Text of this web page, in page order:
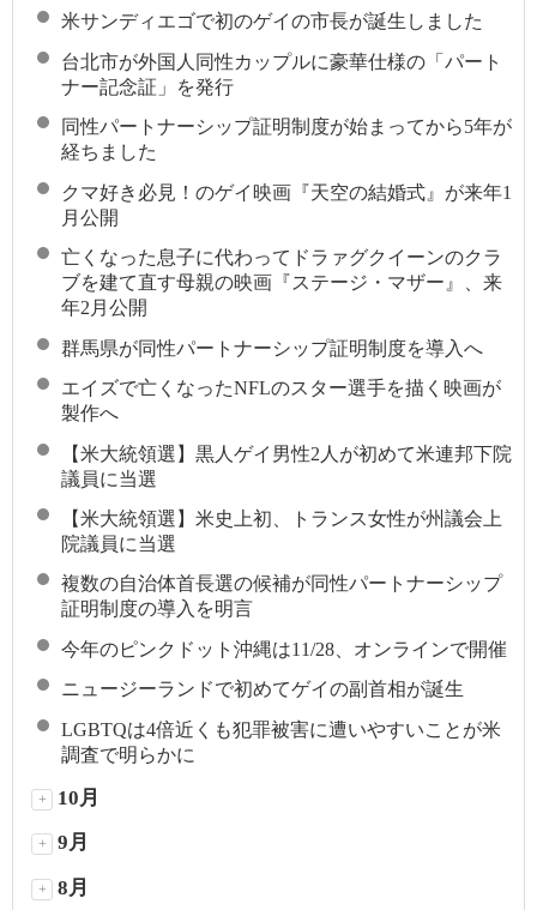
米サンディエゴで初のゲイの市長が誕生しました
台北市が外国人同性カップルに豪華仕様の「パート
ナー記念証」を発行
同性パートナーシップ証明制度が始まってから5年が
経ちました
クマ好き必見！のゲイ映画『天空の結婚式』が来年1
月公開
亡くなった息子に代わってドラァグクイーンのクラ
ブを建て直す母親の映画『ステージ・マザー』、来
年2月公開
群馬県が同性パートナーシップ証明制度を導入へ
エイズで亡くなったNFLのスター選手を描く映画が
製作へ
【米大統領選】黒人ゲイ男性2人が初めて米連邦下院
議員に当選
【米大統領選】米史上初、トランス女性が州議会上
院議員に当選
複数の自治体首長選の候補が同性パートナーシップ
証明制度の導入を明言
今年のピンクドット沖縄は11/28、オンラインで開催
ニュージーランドで初めてゲイの副首相が誕生
LGBTQは4倍近くも犯罪被害に遭いやすいことが米
調査で明らかに
+ 10月
+ 9月
+ 8月